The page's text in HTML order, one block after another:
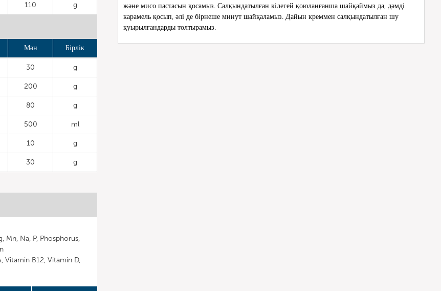
110 g
Мән Бірлік
30 g
200 g
80 g
500 ml
10 g
30 g
Mn, Na, P, Phosphorus,
Vitamin B12, Vitamin D,
және мисо пастасын қосамыз. Салқындатылған кілегей қоюланғанша шайқаймыз да, дәмді
карамель қосып, әлі де бірнеше минут шайқаламыз. Дайын креммен салқындатылған шу
қуырылғандарды толтырамыз.